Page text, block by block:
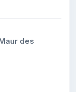
des